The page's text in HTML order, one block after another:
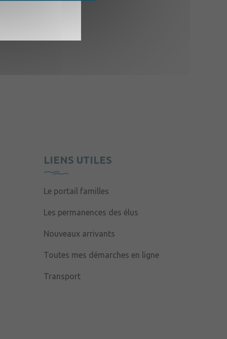
LIENS UTILES
Le portail familles
Les permanences des élus
Nouveaux arrivants
Toutes mes démarches en ligne
Transport